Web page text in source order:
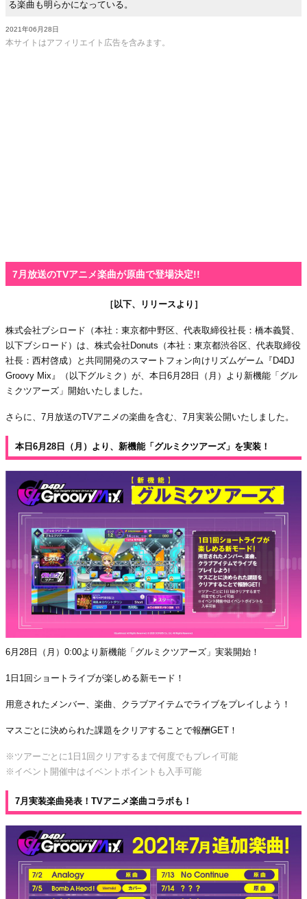
る楽曲も明らかになっている。
2021年06月28日
本サイトはアフィリエイト広告を含みます。
7月放送のTVアニメ楽曲が原曲で登場決定!!
［以下、リリースより］
株式会社ブシロード（本社：東京都中野区、代表取締役社長：橋本義賢、
以下ブシロード）は、株式会社Donuts（本社：東京都渋谷区、代表取締役
社長：西村啓成）と共同開発のスマートフォン向けリズムゲーム『D4DJ
Groovy Mix』（以下グルミク）が、本日6月28日（月）より新機能「グル
ミクツアーズ」開始いたしました。
さらに、7月放送のTVアニメの楽曲を含む、7月実装公開いたしました。
本日6月28日（月）より、新機能「グルミクツアーズ」を実装！
6月28日（月）0:00より新機能「グルミクツアーズ」実装開始！
1日1回ショートライブが楽しめる新モード！
用意されたメンバー、楽曲、クラブアイテムでライブをプレイしよう！
マスごとに決められた課題をクリアすることで報酬GET！
※ツアーごとに1日1回クリアするまで何度でもプレイ可能
※イベント開催中はイベントポイントも入手可能
7月実装楽曲発表！TVアニメ楽曲コラボも！